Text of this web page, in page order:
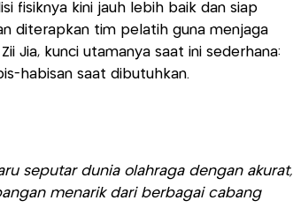
fisiknya kini jauh lebih baik dan siap
diterapkan tim pelatih guna menjaga
Jia, kunci utamanya saat ini sederhana:
habisan saat dibutuhkan.
seputar dunia olahraga dengan akurat,
menarik dari berbagai cabang